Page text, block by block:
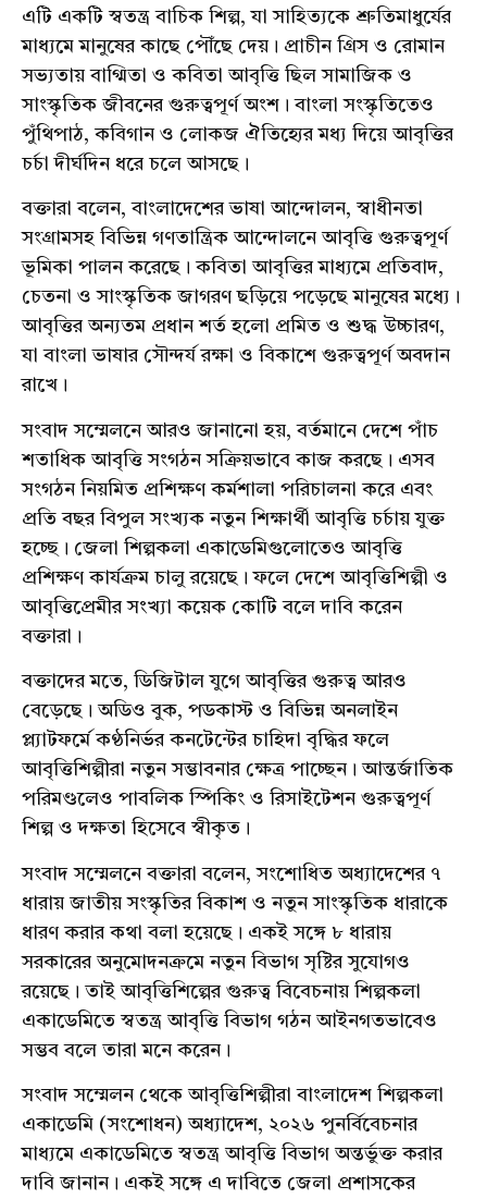
এটি একটি স্বতন্ত্র বাচিক শিল্প, যা সাহিত্যকে শ্রুতিমাধুর্যের
মাধ্যমে মানুষের কাছে পৌঁছে দেয়। প্রাচীন গ্রিস ও রোমান
সভ্যতায় বাগ্মিতা ও কবিতা আবৃত্তি ছিল সামাজিক ও
সাংস্কৃতিক জীবনের গুরুত্বপূর্ণ অংশ। বাংলা সংস্কৃতিতেও
পুঁথিপাঠ, কবিগান ও লোকজ ঐতিহ্যের মধ্য দিয়ে আবৃত্তির
চর্চা দীর্ঘদিন ধরে চলে আসছে।
বক্তারা বলেন, বাংলাদেশের ভাষা আন্দোলন, স্বাধীনতা
সংগ্রামসহ বিভিন্ন গণতান্ত্রিক আন্দোলনে আবৃত্তি গুরুত্বপূর্ণ
ভূমিকা পালন করেছে। কবিতা আবৃত্তির মাধ্যমে প্রতিবাদ,
চেতনা ও সাংস্কৃতিক জাগরণ ছড়িয়ে পড়েছে মানুষের মধ্যে।
আবৃত্তির অন্যতম প্রধান শর্ত হলো প্রমিত ও শুদ্ধ উচ্চারণ,
যা বাংলা ভাষার সৌন্দর্য রক্ষা ও বিকাশে গুরুত্বপূর্ণ অবদান
রাখে।
সংবাদ সম্মেলনে আরও জানানো হয়, বর্তমানে দেশে পাঁচ
শতাধিক আবৃত্তি সংগঠন সক্রিয়ভাবে কাজ করছে। এসব
সংগঠন নিয়মিত প্রশিক্ষণ কর্মশালা পরিচালনা করে এবং
প্রতি বছর বিপুল সংখ্যক নতুন শিক্ষার্থী আবৃত্তি চর্চায় যুক্ত
হচ্ছে। জেলা শিল্পকলা একাডেমিগুলোতেও আবৃত্তি
প্রশিক্ষণ কার্যক্রম চালু রয়েছে। ফলে দেশে আবৃত্তিশিল্পী ও
আবৃত্তিপ্রেমীর সংখ্যা কয়েক কোটি বলে দাবি করেন
বক্তারা।
বক্তাদের মতে, ডিজিটাল যুগে আবৃত্তির গুরুত্ব আরও
বেড়েছে। অডিও বুক, পডকাস্ট ও বিভিন্ন অনলাইন
প্ল্যাটফর্মে কণ্ঠনির্ভর কনটেন্টের চাহিদা বৃদ্ধির ফলে
আবৃত্তিশিল্পীরা নতুন সম্ভাবনার ক্ষেত্র পাচ্ছেন। আন্তর্জাতিক
পরিমণ্ডলেও পাবলিক স্পিকিং ও রিসাইটেশন গুরুত্বপূর্ণ
শিল্প ও দক্ষতা হিসেবে স্বীকৃত।
সংবাদ সম্মেলনে বক্তারা বলেন, সংশোধিত অধ্যাদেশের ৭
ধারায় জাতীয় সংস্কৃতির বিকাশ ও নতুন সাংস্কৃতিক ধারাকে
ধারণ করার কথা বলা হয়েছে। একই সঙ্গে ৮ ধারায়
সরকারের অনুমোদনক্রমে নতুন বিভাগ সৃষ্টির সুযোগও
রয়েছে। তাই আবৃত্তিশিল্পের গুরুত্ব বিবেচনায় শিল্পকলা
একাডেমিতে স্বতন্ত্র আবৃত্তি বিভাগ গঠন আইনগতভাবেও
সম্ভব বলে তারা মনে করেন।
সংবাদ সম্মেলন থেকে আবৃত্তিশিল্পীরা বাংলাদেশ শিল্পকলা
একাডেমি (সংশোধন) অধ্যাদেশ, ২০২৬ পুনর্বিবেচনার
মাধ্যমে একাডেমিতে স্বতন্ত্র আবৃত্তি বিভাগ অন্তর্ভুক্ত করার
দাবি জানান। একই সঙ্গে এ দাবিতে জেলা প্রশাসকের